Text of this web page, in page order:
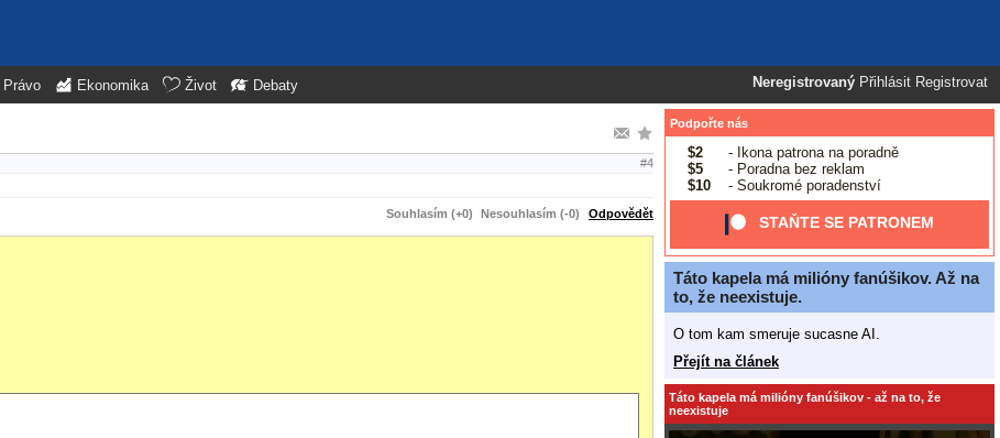
Neregistrovaný Přihlásit Registrovat
Právo Ekonomika Život Debaty
#4
Souhlasím (+0)
Nesouhlasím (-0) Odpovědět
Podpořte nás
$2
- Ikona patrona na poradně
$5
- Poradna bez reklam
$10
- Soukromé poradenství
STAŇTE SE PATRONEM
Táto kapela má milióny fanúšikov. Až na
to, že neexistuje.
O tom kam smeruje sucasne AI.
Přejít na článek
Táto kapela má milióny fanúšikov - až na to, že
neexistuje